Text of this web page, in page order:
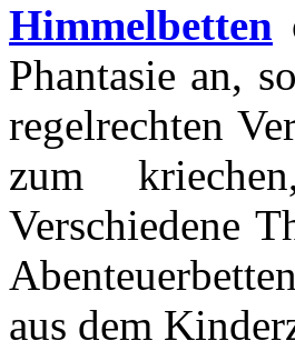
Himmelbetten
Phantasie an,
regelrechten
zum
Verschiedene
aus dem